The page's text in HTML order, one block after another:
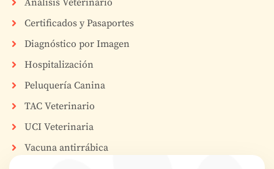
Análisis Veterinario
Certificados y Pasaportes
Diagnóstico por Imagen
Hospitalización
Peluquería Canina
TAC Veterinario
UCI Veterinaria
Vacuna antirrábica